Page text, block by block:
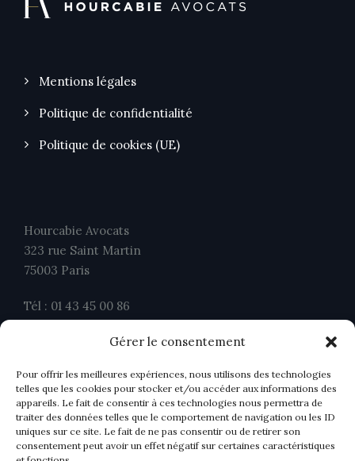
Gérer le consentement
Pour offrir les meilleures expériences, nous utilisons des technologies
telles que les cookies pour stocker et/ou accéder aux informations des
appareils. Le fait de consentir à ces technologies nous permettra de
traiter des données telles que le comportement de navigation ou les ID
uniques sur ce site. Le fait de ne pas consentir ou de retirer son
consentement peut avoir un effet négatif sur certaines caractéristiques
Mentions légales
Politique de confidentialité
Politique de cookies (UE)
Hourcabie Avocats
323 rue Saint Martin
75003 Paris
Tél : 01 43 45 00 86
contact@ahavocats.fr